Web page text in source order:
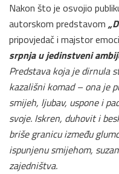
Nakon što je osvojio
autorskom predstavom
pripovjedač i majstor
srpnja u jedinstveni
Predstava koja je dirnula
kazališni komad – ona je
smijeh, ljubav, uspone i
svoje. Iskren, duhovit i
briše granicu između
ispunjenu smijehom,
zajedništva.